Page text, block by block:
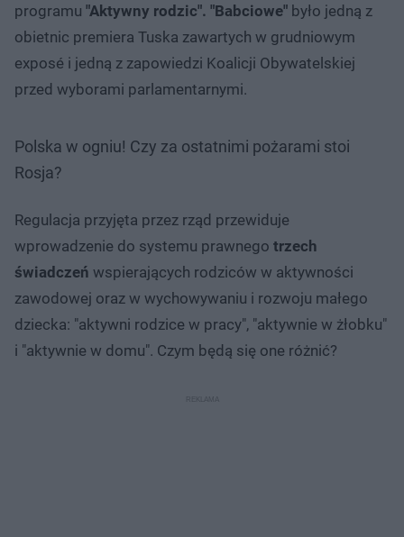
programu "Aktywny rodzic". "Babciowe" było jedną z
obietnic premiera Tuska zawartych w grudniowym
exposé i jedną z zapowiedzi Koalicji Obywatelskiej
przed wyborami parlamentarnymi.
Polska w ogniu! Czy za ostatnimi pożarami stoi
Rosja?
Regulacja przyjęta przez rząd przewiduje
wprowadzenie do systemu prawnego trzech
świadczeń wspierających rodziców w aktywności
zawodowej oraz w wychowywaniu i rozwoju małego
dziecka: "aktywni rodzice w pracy", "aktywnie w żłobku"
i "aktywnie w domu". Czym będą się one różnić?